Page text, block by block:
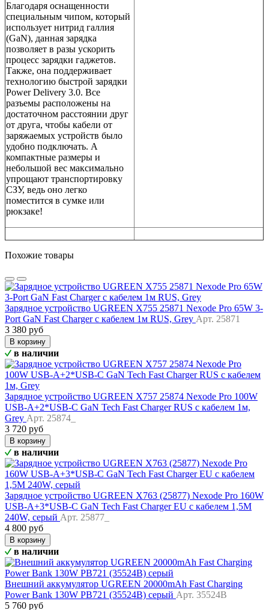
Благодаря оснащенности
специальным чипом, который
использует нитрид галлия
(GaN), данная зарядка
позволяет в разы ускорить
процесс зарядки гаджетов.
Также, она поддерживает
технологию быстрой зарядки
Power Delivery 3.0. Все
разъемы расположены на
достаточном расстоянии друг
от друга, чтобы кабели от
заряжаемых устройств было
удобно подключать. А
компактные размеры и
небольшой вес максимально
упрощают транспортировку
СЗУ, ведь оно легко
поместится в сумке или
рюкзаке!
Похожие товары
Зарядное устройство UGREEN X755 25871 Nexode Pro 65W 3-
Port GaN Fast Charger с кабелем 1м RUS, Grey Арт. 25871
3 380 руб
В корзину
в наличии
Зарядное устройство UGREEN X757 25874 Nexode Pro 100W
USB-A+2*USB-C GaN Tech Fast Charger RUS с кабелем 1м,
Grey Арт. 25874_
3 720 руб
В корзину
в наличии
Зарядное устройство UGREEN X763 (25877) Nexode Pro 160W
USB-A+3*USB-C GaN Tech Fast Charger EU с кабелем 1,5M
240W, серый Арт. 25877_
4 800 руб
В корзину
в наличии
Внешний аккумулятор UGREEN 20000mAh Fast Charging
Power Bank 130W PB721 (35524B) серый Арт. 35524B
5 760 руб